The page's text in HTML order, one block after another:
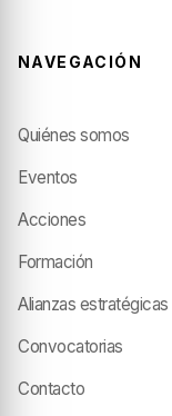
NAVEGACIÓN
Quiénes somos
Eventos
Acciones
Formación
Alianzas estratégicas
Convocatorias
Contacto